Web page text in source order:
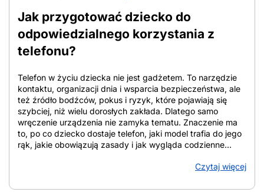
Jak przygotować dziecko do
odpowiedzialnego korzystania z
telefonu?
Telefon w życiu dziecka nie jest gadżetem. To narzędzie
kontaktu, organizacji dnia i wsparcia bezpieczeństwa, ale
też źródło bodźców, pokus i ryzyk, które pojawiają się
szybciej, niż wielu dorosłych zakłada. Dlatego samo
wręczenie urządzenia nie zamyka tematu. Znaczenie ma
to, po co dziecko dostaje telefon, jaki model trafia do jego
rąk, jakie obowiązują zasady i jak wygląda codzienne
uporządkowane wskazówki, które pomagają ocenić
reguły i zadbać o bezpieczeństwo online. Z artykułu
Czytaj więcej